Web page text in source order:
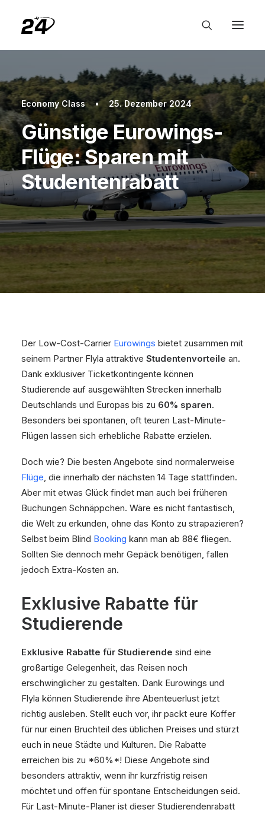
Economy Class • 25. Dezember 2024
Günstige Eurowings-
Flüge: Sparen mit
Studentenrabatt
Der Low-Cost-Carrier Eurowings bietet zusammen mit
seinem Partner Flyla attraktive Studentenvorteile an.
Dank exklusiver Ticketkontingente können
Studierende auf ausgewählten Strecken innerhalb
Deutschlands und Europas bis zu 60% sparen.
Besonders bei spontanen, oft teuren Last-Minute-
Flügen lassen sich erhebliche Rabatte erzielen.
Doch wie? Die besten Angebote sind normalerweise
Flüge, die innerhalb der nächsten 14 Tage stattfinden.
Aber mit etwas Glück findet man auch bei früheren
Buchungen Schnäppchen. Wäre es nicht fantastisch,
die Welt zu erkunden, ohne das Konto zu strapazieren?
Selbst beim Blind Booking kann man ab 88€ fliegen.
Sollten Sie dennoch mehr Gepäck benötigen, fallen
jedoch Extra-Kosten an.
Exklusive Rabatte für
Studierende
Exklusive Rabatte für Studierende sind eine
großartige Gelegenheit, das Reisen noch
erschwinglicher zu gestalten. Dank Eurowings und
Flyla können Studierende ihre Abenteuerlust jetzt
richtig ausleben. Stellt euch vor, ihr packt eure Koffer
für nur einen Bruchteil des üblichen Preises und stürzt
euch in neue Städte und Kulturen. Die Rabatte
erreichen bis zu *60%*! Diese Angebote sind
besonders attraktiv, wenn ihr kurzfristig reisen
möchtet und offen für spontane Entscheidungen seid.
Für Last-Minute-Planer ist dieser Studierendenrabatt